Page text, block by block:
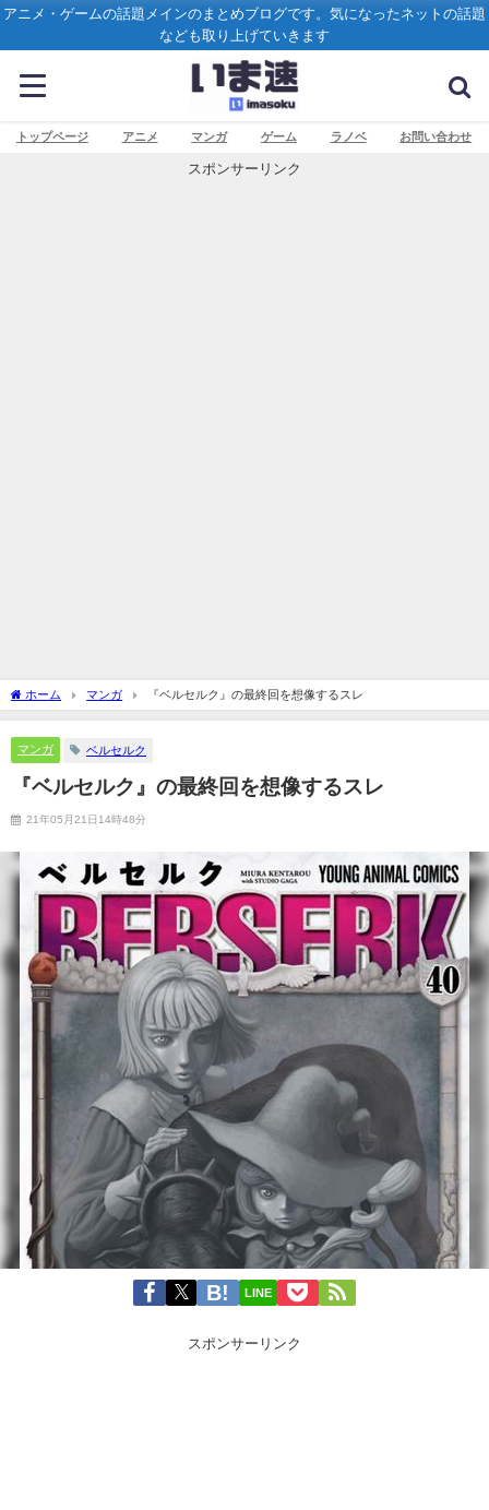
アニメ・ゲームの話題メインのまとめブログです。気になったネットの話題
なども取り上げていきます
トップページ アニメ マンガ ゲーム ラノベ お問い合わせ
スポンサーリンク
ホーム マンガ 『ベルセルク』の最終回を想像するスレ
マンガ ベルセルク
『ベルセルク』の最終回を想像するスレ
21年05月21日14時48分
LINE
スポンサーリンク